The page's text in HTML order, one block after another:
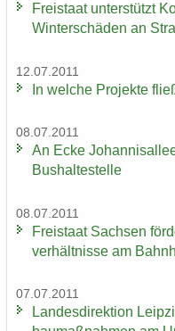
Frei­staat un­ter­stützt
Win­ter­schä­den an
12.07.2011
In wel­che Pro­jek­te
08.07.2011
An Ecke
Bus­hal­te­stel­le
08.07.2011
Frei­staat Sach­sen
ver­hält­nis­se am
07.07.2011
Lan­des­di­rek­ti­on